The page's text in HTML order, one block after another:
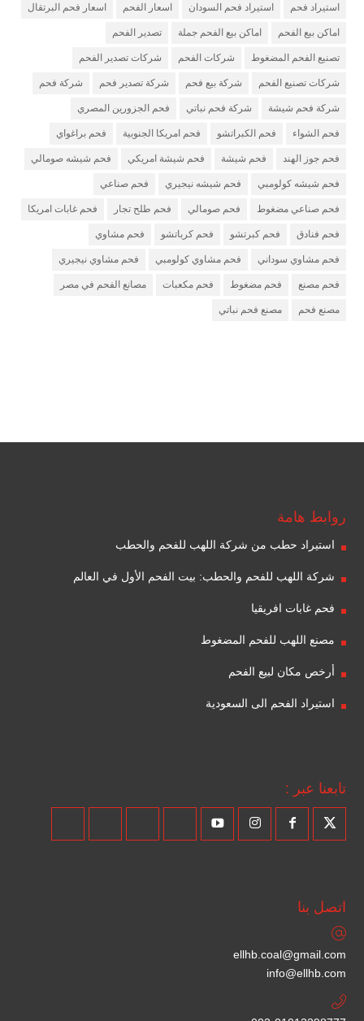
استيراد فحم استيراد فحم السودان اسعار الفحم اسعار فحم البرتقال
اماكن بيع الفحم اماكن بيع الفحم جملة تصدير الفحم
تصنيع الفحم المضغوط شركات الفحم شركات تصدير الفحم
شركات تصنيع الفحم شركة بيع فحم شركة تصدير فحم شركة فحم
شركة فحم شيشة شركة فحم نباتي فحم الجزورين المصري
فحم الشواء فحم الكبراتشو فحم امريكا الجنوبية فحم براغواي
فحم جوز الهند فحم شيشة فحم شيشة امريكي فحم شيشه صومالي
فحم شيشه كولومبي فحم شيشه نيجيري فحم صناعي
فحم صناعي مضغوط فحم صومالي فحم طلح تجار فحم غابات امريكا
فحم فنادق فحم كبرتشو فحم كرباتشو فحم مشاوي
فحم مشاوي سوداني فحم مشاوي كولومبي فحم مشاوي نيجيري
فحم مصنع فحم مضغوط فحم مكعبات مصانع الفحم في مصر
مصنع فحم مصنع فحم نباتي
روابط هامة
استيراد حطب من شركة اللهب للفحم والحطب
شركة اللهب للفحم والحطب: بيت الفحم الأول في العالم
فحم غابات افريقيا
مصنع اللهب للفحم المضغوط
أرخص مكان لبيع الفحم
استيراد الفحم الى السعودية
تابعنا عبر :
اتصل بنا
ellhb.coal@gmail.com
info@ellhb.com